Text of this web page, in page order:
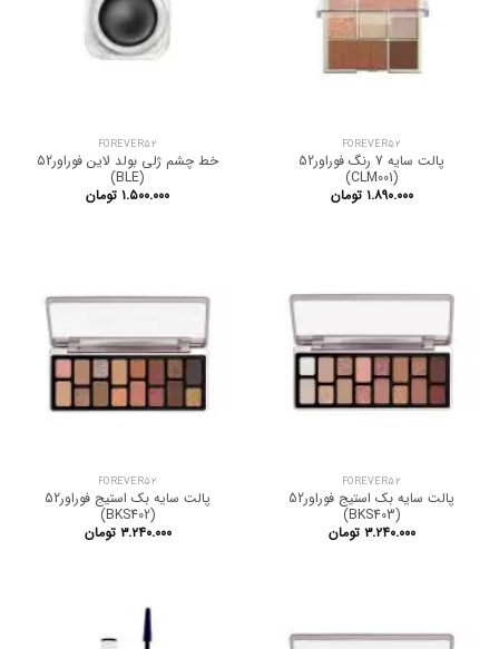
FOREVER52
پالت سایه 7 رنگ فوراور52
(CLM001)
۱.۸۹۰.۰۰۰ تومان
FOREVER52
خط چشم ژلی بولد لاین فوراور52
(BLE)
۱.۵۰۰.۰۰۰ تومان
FOREVER52
پالت سایه بک استیج فوراور52
(BKS403)
۳.۲۴۰.۰۰۰ تومان
FOREVER52
پالت سایه بک استیج فوراور52
(BKS402)
۳.۲۴۰.۰۰۰ تومان